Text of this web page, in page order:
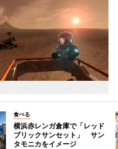
食べる
横浜赤レンガ倉庫で「レッド
ブリックサンセット」 サン
タモニカをイメージ